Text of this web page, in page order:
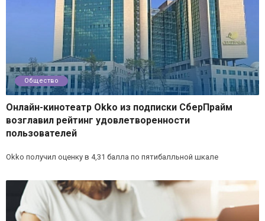
Общество
Онлайн-кинотеатр Okko из подписки СберПрайм
возглавил рейтинг удовлетворенности
пользователей
Okko получил оценку в 4,31 балла по пятибалльной шкале